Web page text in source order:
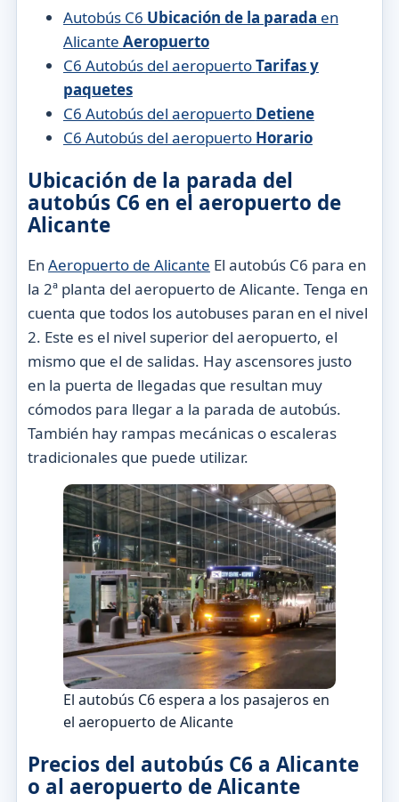
Autobús C6 Ubicación de la parada en
Alicante Aeropuerto
C6 Autobús del aeropuertoTarifas y
paquetes
C6 Autobús del aeropuerto Detiene
C6 Autobús del aeropuerto Horario
Ubicación de la parada del
autobús C6 en el aeropuerto de
Alicante
En Aeropuerto de Alicante El autobús C6 para en
la 2ª planta del aeropuerto de Alicante. Tenga en
cuenta que todos los autobuses paran en el nivel
2. Este es el nivel superior del aeropuerto, el
mismo que el de salidas. Hay ascensores justo
en la puerta de llegadas que resultan muy
cómodos para llegar a la parada de autobús.
También hay rampas mecánicas o escaleras
tradicionales que puede utilizar.
El autobús C6 espera a los pasajeros en
el aeropuerto de Alicante
Precios del autobús C6 a Alicante
o al aeropuerto de Alicante